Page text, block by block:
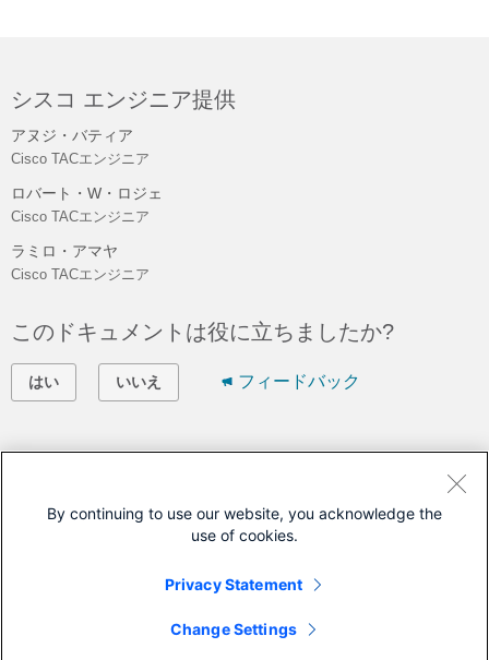
シスコ エンジニア提供
アヌジ・バティア
Cisco TACエンジニア
ロバート・W・ロジェ
Cisco TACエンジニア
ラミロ・アマヤ
Cisco TACエンジニア
このドキュメントは役に立ちましたか?
はい いいえ フィードバック
サポート ケースをオープン
が必要です。)
このドキュメントは次の製品に対応しています
Unified Contact Center Enterprise
By continuing to use our website, you acknowledge the
use of cookies.
Privacy Statement
Change Settings